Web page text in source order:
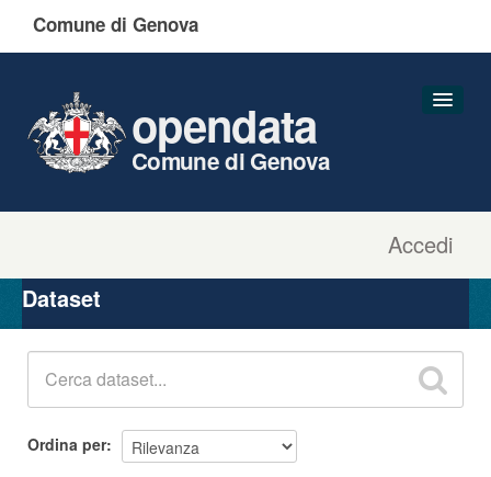
Comune di Genova
Accedi
opendata
Comune di Genova
Organizzazioni
Gruppi
Dataset
Ordina per